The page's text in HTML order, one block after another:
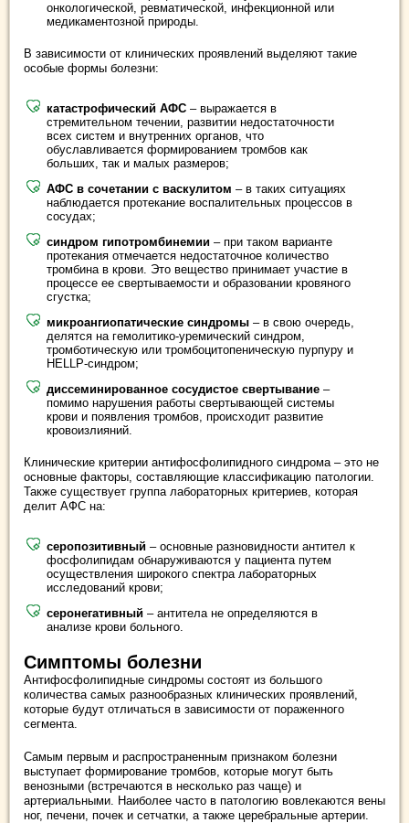
онкологической, ревматической, инфекционной или
медикаментозной природы.
В зависимости от клинических проявлений выделяют такие
особые формы болезни:
катастрофический АФС – выражается в
стремительном течении, развитии недостаточности
всех систем и внутренних органов, что
обуславливается формированием тромбов как
больших, так и малых размеров;
АФС в сочетании с васкулитом – в таких ситуациях
наблюдается протекание воспалительных процессов в
сосудах;
синдром гипотромбинемии – при таком варианте
протекания отмечается недостаточное количество
тромбина в крови. Это вещество принимает участие в
процессе ее свертываемости и образовании кровяного
сгустка;
микроангиопатические синдромы – в свою очередь,
делятся на гемолитико-уремический синдром,
тромботическую или тромбоцитопеническую пурпуру и
HELLP-синдром;
диссеминированное сосудистое свертывание –
помимо нарушения работы свертывающей системы
крови и появления тромбов, происходит развитие
кровоизлияний.
Клинические критерии антифосфолипидного синдрома – это не
основные факторы, составляющие классификацию патологии.
Также существует группа лабораторных критериев, которая
делит АФС на:
серопозитивный – основные разновидности антител к
фосфолипидам обнаруживаются у пациента путем
осуществления широкого спектра лабораторных
исследований крови;
серонегативный – антитела не определяются в
анализе крови больного.
Симптомы болезни
Антифосфолипидные синдромы состоят из большого
количества самых разнообразных клинических проявлений,
которые будут отличаться в зависимости от пораженного
сегмента.
Самым первым и распространенным признаком болезни
выступает формирование тромбов, которые могут быть
венозными (встречаются в несколько раз чаще) и
артериальными. Наиболее часто в патологию вовлекаются вены
ног, печени, почек и сетчатки, а также церебральные артерии.